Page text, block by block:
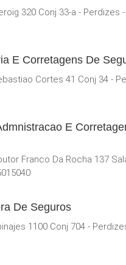
320 Conj 33-a - Perdizes
E Corretagens De
Cortes 41 Conj 34 -
E
Franco Da Rocha 137
De Seguros
1100 Conj 704 -